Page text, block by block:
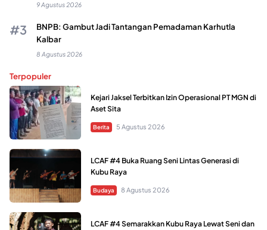
9 Agustus 2026
BNPB: Gambut Jadi Tantangan Pemadaman Karhutla
Kalbar
8 Agustus 2026
Terpopuler
Kejari Jaksel Terbitkan Izin Operasional PT MGN di
Aset Sita
Berita 5 Agustus 2026
LCAF #4 Buka Ruang Seni Lintas Generasi di
Kubu Raya
Budaya 8 Agustus 2026
LCAF #4 Semarakkan Kubu Raya Lewat Seni dan